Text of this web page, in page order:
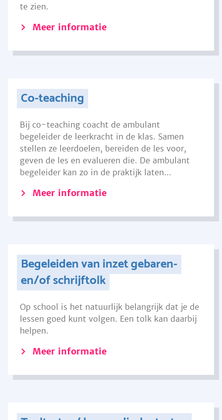
te zien.
Meer informatie
Co-teaching
Bij co-teaching coacht de ambulant
begeleider de leerkracht in de klas. Samen
stellen ze leerdoelen, bereiden de les voor,
geven de les en evalueren die. De ambulant
begeleider kan zo in de praktijk laten...
Meer informatie
Begeleiden van inzet gebaren-
en/of schrijftolk
Op school is het natuurlijk belangrijk dat je de
lessen goed kunt volgen. Een tolk kan daarbij
helpen.
Meer informatie